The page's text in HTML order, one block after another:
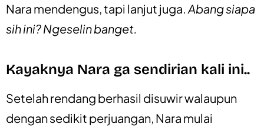
Nara mendengus, tapi lanjut juga. Abang siapa
sih ini? Ngeselin banget.
Kayaknya Nara ga sendirian kali ini..
Setelah rendang berhasil disuwir walaupun
dengan sedikit perjuangan, Nara mulai